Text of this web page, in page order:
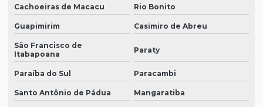
Cachoeiras de Macacu Rio Bonito
Guapimirim Casimiro de Abreu
São Francisco de
Itabapoana
Paraty
Paraíba do Sul Paracambi
Santo Antônio de Pádua Mangaratiba